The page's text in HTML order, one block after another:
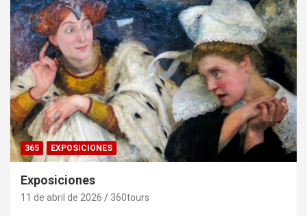
365 EXPOSICIONES
Exposiciones
11 de abril de 2026 360tours